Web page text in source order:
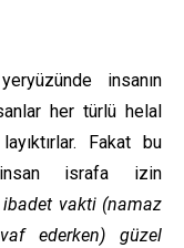
insanın
her türlü helal
Fakat bu
insan israfa izin
ibadet vakti (namaz
ederken) güzel